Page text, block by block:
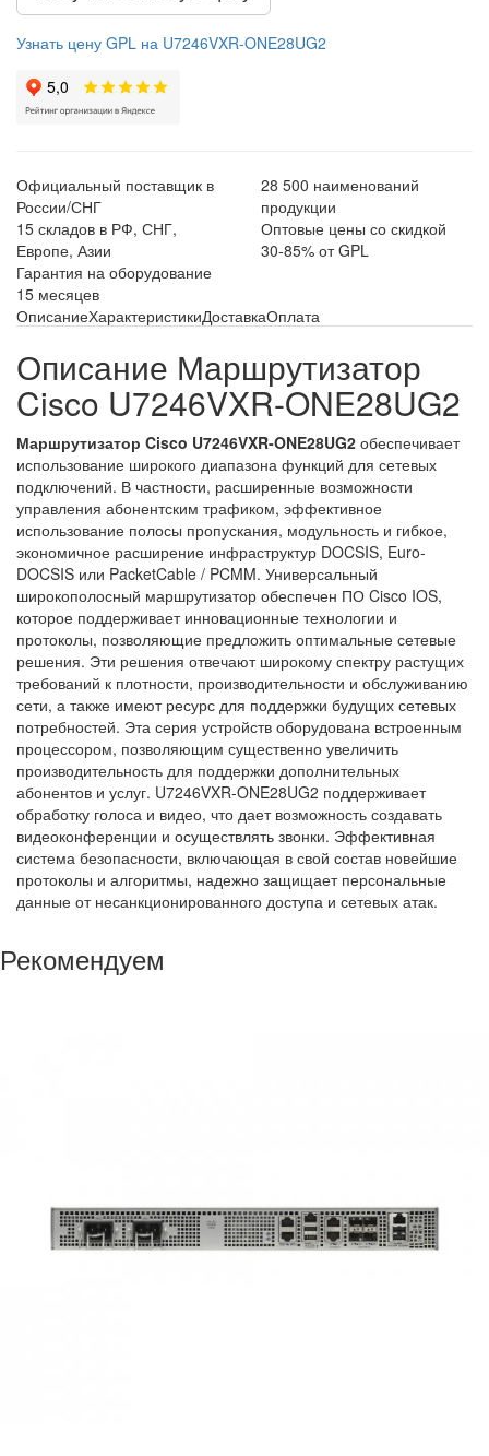
Узнать цену GPL на U7246VXR-ONE28UG2
Официальный поставщик в
России/СНГ
28 500 наименований
продукции
15 складов в РФ, СНГ,
Европе, Азии
Оптовые цены со скидкой
30-85% от GPL
Гарантия на оборудование
15 месяцев
ОписаниеХарактеристикиДоставкаОплата
Описание Маршрутизатор
Cisco U7246VXR-ONE28UG2
Маршрутизатор Cisco U7246VXR-ONE28UG2 обеспечивает
использование широкого диапазона функций для сетевых
подключений. В частности, расширенные возможности
управления абонентским трафиком, эффективное
использование полосы пропускания, модульность и гибкое,
экономичное расширение инфраструктур DOCSIS, Euro-
DOCSIS или PacketCable / PCMM. Универсальный
широкополосный маршрутизатор обеспечен ПО Cisco IOS,
которое поддерживает инновационные технологии и
протоколы, позволяющие предложить оптимальные сетевые
решения. Эти решения отвечают широкому спектру растущих
требований к плотности, производительности и обслуживанию
сети, а также имеют ресурс для поддержки будущих сетевых
потребностей. Эта серия устройств оборудована встроенным
процессором, позволяющим существенно увеличить
производительность для поддержки дополнительных
абонентов и услуг. U7246VXR-ONE28UG2 поддерживает
обработку голоса и видео, что дает возможность создавать
видеоконференции и осуществлять звонки. Эффективная
система безопасности, включающая в свой состав новейшие
протоколы и алгоритмы, надежно защищает персональные
данные от несанкционированного доступа и сетевых атак.
Рекомендуем